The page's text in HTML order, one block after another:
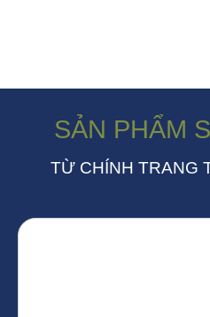
SẢN PHẨM
TỪ CHÍNH TRANG